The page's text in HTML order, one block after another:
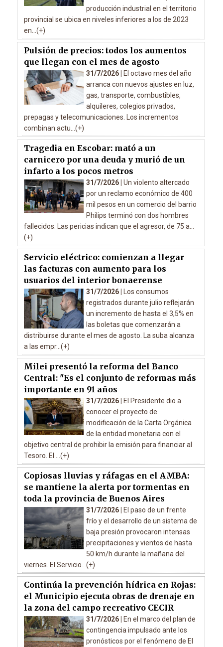
producción industrial en el territorio
provincial se ubica en niveles inferiores a los de 2023
en...(+)
Pulsión de precios: todos los aumentos
que llegan con el mes de agosto
31/7/2026 |
El octavo mes del año
arranca con nuevos ajustes en luz,
gas, transporte, combustibles,
alquileres, colegios privados,
prepagas y telecomunicaciones. Los incrementos
combinan actu...(+)
Tragedia en Escobar: mató a un
carnicero por una deuda y murió de un
infarto a los pocos metros
31/7/2026 | Un violento altercado
por un reclamo económico de 400
mil pesos en un comercio del barrio
Philips terminó con dos hombres
fallecidos. Las pericias indican que el agresor, de 75 a...
(+)
Servicio eléctrico: comienzan a llegar
las facturas con aumento para los
usuarios del interior bonaerense
31/7/2026 |
Los consumos
registrados durante julio reflejarán
un incremento de hasta el 3,5% en
las boletas que comenzarán a
distribuirse durante el mes de agosto. La suba alcanza
a las empr...(+)
Milei presentó la reforma del Banco
Central: "Es el conjunto de reformas más
importante en 91 años
31/7/2026 |
El Presidente dio a
conocer el proyecto de
modificación de la Carta Orgánica
de la entidad monetaria con el
objetivo central de prohibir la emisión para financiar al
Tesoro. El ...(+)
Copiosas lluvias y ráfagas en el AMBA:
se mantiene la alerta por tormentas en
toda la provincia de Buenos Aires
31/7/2026 |
El paso de un frente
frío y el desarrollo de un sistema de
baja presión provocaron intensas
precipitaciones y vientos de hasta
50 km/h durante la mañana del
viernes. El Servicio...(+)
Continúa la prevención hídrica en Rojas:
el Municipio ejecuta obras de drenaje en
la zona del campo recreativo CECIR
31/7/2026 |
En el marco del plan de
contingencia impulsado ante los
pronósticos por el fenómeno de El